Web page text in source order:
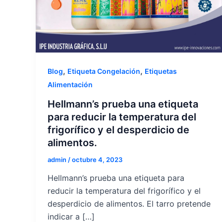
Blog, Etiqueta Congelación, Etiquetas
Alimentación
Hellmann’s prueba una etiqueta
para reducir la temperatura del
frigorífico y el desperdicio de
alimentos.
admin /octubre 4, 2023
Hellmann’s prueba una etiqueta para
reducir la temperatura del frigorífico y el
desperdicio de alimentos. El tarro pretende
indicar a […]